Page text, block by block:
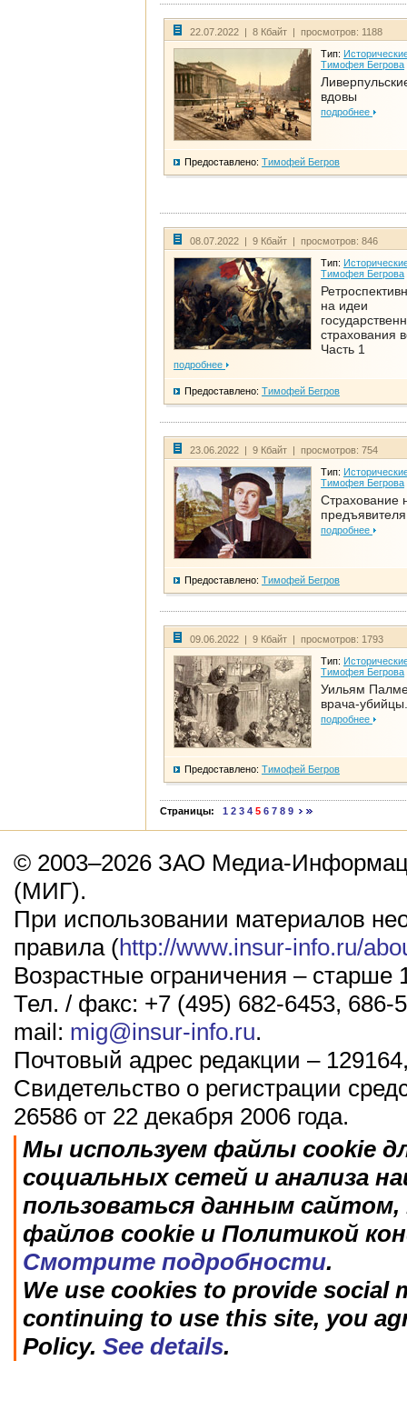
22.07.2022 | 8 Кбайт | просмотров: 1188
Тип:
Тимофея Бегрова
вдовы
подробнее
Предоставлено: Тимофей Бегров
08.07.2022 | 9 Кбайт | просмотров: 846
Тип:
Тимофея Бегрова
на идеи
страхования
Часть 1
подробнее
Предоставлено: Тимофей Бегров
23.06.2022 | 9 Кбайт | просмотров: 754
Тип:
Тимофея Бегрова
Страхование
предъявителя
подробнее
Предоставлено: Тимофей Бегров
09.06.2022 | 9 Кбайт | просмотров: 1793
Тип:
Тимофея Бегрова
Уильям
врача-
подробнее
Предоставлено: Тимофей Бегров
Страницы: 1 2 3 4 5 6 7 8 9
© 2003–2026 ЗАО Медиа-
(МИГ).
При использовании материалов
правила (http://www.insur-info.ru/
Возрастные ограничения – старше
Тел. / факс: +7 (495) 682-6453, 686-
mail: mig@insur-info.ru.
Почтовый адрес редакции –
Свидетельство о регистрации
26586 от 22 декабря 2006 года.
Мы используем файлы cookie
социальных сетей и анализа
пользоваться данным
файлов cookie и Политикой
Смотрите подробности.
We use cookies to provide social
continuing to use this site, you
Policy. See details.